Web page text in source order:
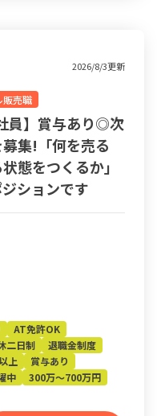
2026/8/3更新
販売職
員】賞与あり◎次
集!「何を売る
態をつくるか」
ションです
AT免許OK
二日制
退職金制度
上
賞与あり
中 300万～700万円